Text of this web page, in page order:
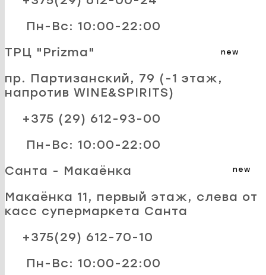
Пн-Вс: 10:00-22:00
new
ТРЦ "Prizma"
пр. Партизанский, 79 (-1 этаж,
напротив WINE&SPIRITS)
+375 (29) 612-93-00
Пн-Вс: 10:00-22:00
new
Санта - Макаёнка
Макаёнка 11, первый этаж, слева от
касс супермаркета Санта
+375(29) 612-70-10
Пн-Вс: 10:00-22:00